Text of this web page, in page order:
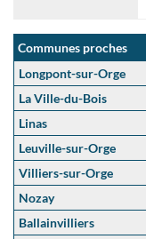
Communes proches
Longpont-sur-Orge
La Ville-du-Bois
Linas
Leuville-sur-Orge
Villiers-sur-Orge
Nozay
Ballainvilliers